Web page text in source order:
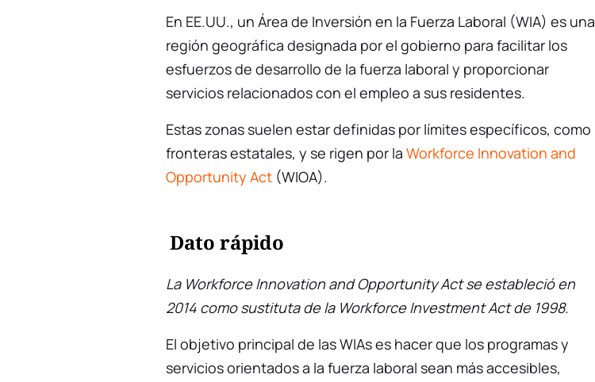
En EE.UU., un Área de Inversión en la Fuerza Laboral (WIA) es una
región geográfica designada por el gobierno para facilitar los
esfuerzos de desarrollo de la fuerza laboral y proporcionar
servicios relacionados con el empleo a sus residentes.
Estas zonas suelen estar definidas por límites específicos, como
fronteras estatales, y se rigen por la Workforce Innovation and
Opportunity Act (WIOA).
Dato rápido
La Workforce Innovation and Opportunity Act se estableció en
2014 como sustituta de la Workforce Investment Act de 1998.
El objetivo principal de las WIAs es hacer que los programas y
servicios orientados a la fuerza laboral sean más accesibles,